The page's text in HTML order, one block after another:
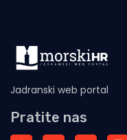
Jadranski web portal
Pratite nas